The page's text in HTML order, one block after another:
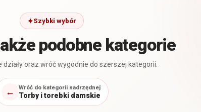
Szybki wybór
podobne kategorie
działy oraz wróć wygodnie do szerszej kategorii.
← Wróć do kategorii nadrzędnej
Torby i torebki damskie